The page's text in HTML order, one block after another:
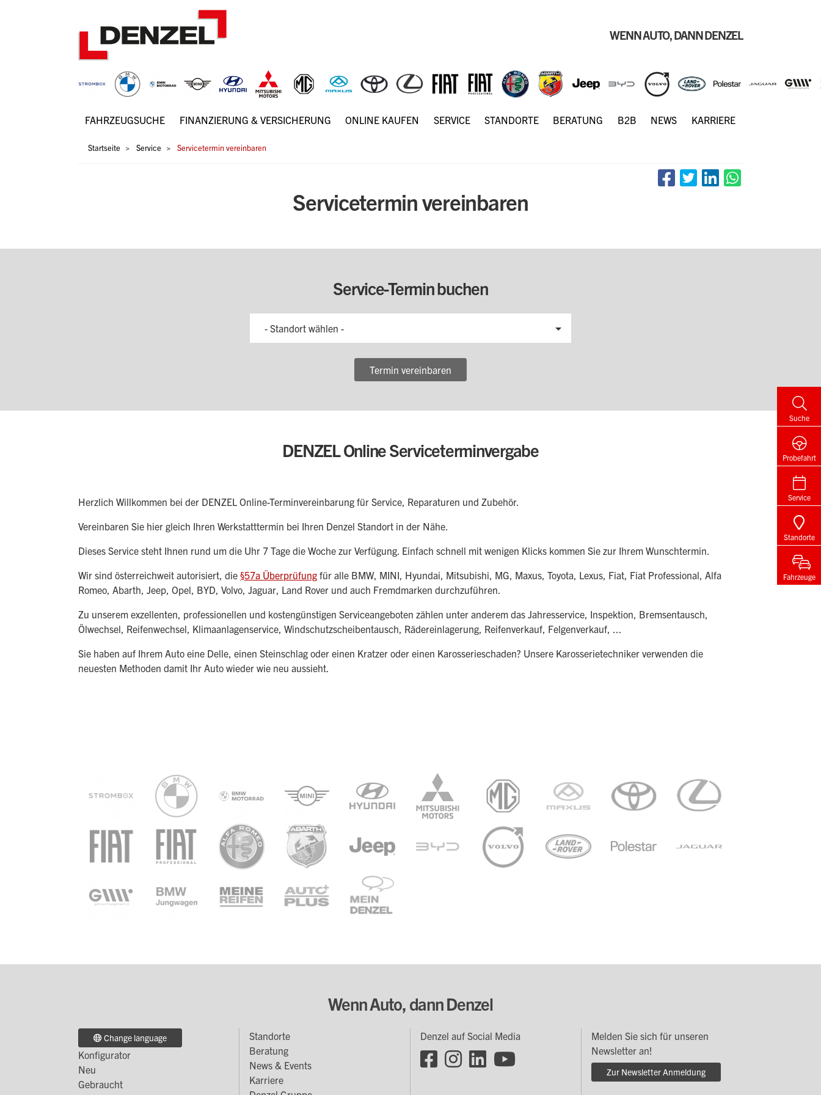
WENN AUTO, DANN DENZEL
Hauptnavigation
FAHRZEUGSUCHE FINANZIERUNG & VERSICHERUNG ONLINE KAUFEN SERVICE STANDORTE BERATUNG B2B NEWS KARRIERE
Pfadnavigation
Startseite Service Servicetermin vereinbaren
Servicetermin vereinbaren
Service-Termin buchen
- Standort wählen -
Termin vereinbaren
DENZEL Online Serviceterminvergabe
Herzlich Willkommen bei der DENZEL Online-Terminvereinbarung für Service, Reparaturen und Zubehör.
Vereinbaren Sie hier gleich Ihren Werkstatttermin bei Ihren Denzel Standort in der Nähe.
Dieses Service steht Ihnen rund um die Uhr 7 Tage die Woche zur Verfügung. Einfach schnell mit wenigen Klicks kommen Sie zur Ihrem Wunschtermin.
Wir sind österreichweit autorisiert, die §57a Überprüfung für alle BMW, MINI, Hyundai, Mitsubishi, MG, Maxus, Toyota, Lexus, Fiat, Fiat Professional, Alfa
Romeo, Abarth, Jeep, Opel, BYD, Volvo, Jaguar, Land Rover und auch Fremdmarken durchzuführen.
Zu unserem exzellenten, professionellen und kostengünstigen Serviceangeboten zählen unter anderem das Jahresservice, Inspektion, Bremsentausch,
Ölwechsel, Reifenwechsel, Klimaanlagenservice, Windschutzscheibentausch, Rädereinlagerung, Reifenverkauf, Felgenverkauf, ...
Sie haben auf Ihrem Auto eine Delle, einen Steinschlag oder einen Kratzer oder einen Karosserieschaden? Unsere Karosserietechniker verwenden die
neuesten Methoden damit Ihr Auto wieder wie neu aussieht.
Wenn Auto, dann Denzel
Change language
Footer
Menü
Konfigurator
Neu
Gebraucht
Footer
Menü
2
Standorte
Beratung
News & Events
Karriere
Denzel auf Social Media
Footer
Melden Sie sich für unseren
Newsletter an!
Zur Newsletter Anmeldung
Suche
Probefahrt
Service
Standorte
Fahrzeuge